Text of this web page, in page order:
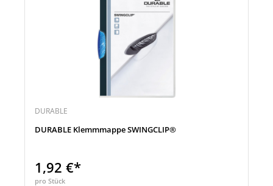
DURABLE
DURABLE Klemmmappe SWINGCLIP®
1,92 €*
pro Stück